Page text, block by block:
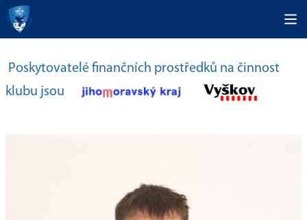
Poskytovatelé finančních prostředků na činnost
klubu jsou